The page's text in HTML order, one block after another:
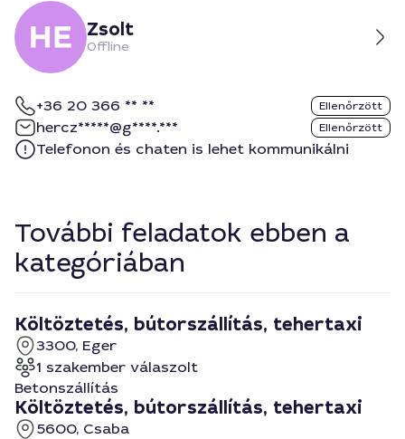
Zsolt
Offline
+36 20 366 ** ** Ellenőrzött
hercz*****@g****.*** Ellenőrzött
Telefonon és chaten is lehet kommunikálni
További feladatok ebben a
kategóriában
Költöztetés, bútorszállítás, tehertaxi
3300, Eger
1 szakember válaszolt
Betonszállítás
Költöztetés, bútorszállítás, tehertaxi
5600, Csaba